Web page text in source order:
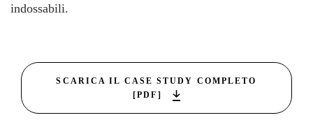
indossabili.
SCARICA IL CASE STUDY COMPLETO
[PDF]